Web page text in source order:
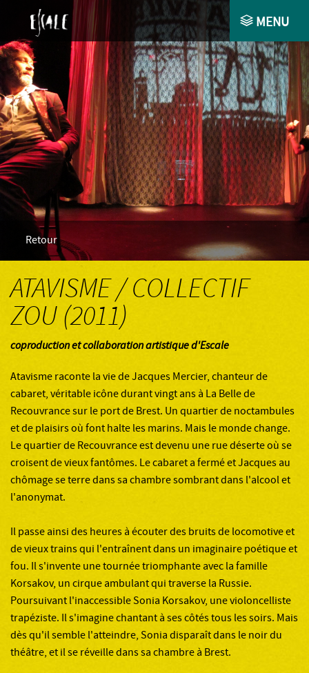
MENU
ACCUEIL
COMPAGNIE
AGENDA
SPECTACLES
COLLABORATIONS ET ACCOMPAGNEMENTS
ESPACE PRO
CONTACT
Retour
ATAVISME / COLLECTIF
ZOU (2011)
coproduction et collaboration artistique d'Escale
Atavisme raconte la vie de Jacques Mercier, chanteur de
cabaret, véritable icône durant vingt ans à La Belle de
Recouvrance sur le port de Brest. Un quartier de noctambules
et de plaisirs où font halte les marins. Mais le monde change.
Le quartier de Recouvrance est devenu une rue déserte où se
croisent de vieux fantômes. Le cabaret a fermé et Jacques au
chômage se terre dans sa chambre sombrant dans l'alcool et
l'anonymat.
Il passe ainsi des heures à écouter des bruits de locomotive et
de vieux trains qui l'entraînent dans un imaginaire poétique et
fou. Il s'invente une tournée triomphante avec la famille
Korsakov, un cirque ambulant qui traverse la Russie.
Poursuivant l'inaccessible Sonia Korsakov, une violoncelliste
trapéziste. Il s'imagine chantant à ses côtés tous les soirs. Mais
dès qu'il semble l'atteindre, Sonia disparaît dans le noir du
théâtre, et il se réveille dans sa chambre à Brest.